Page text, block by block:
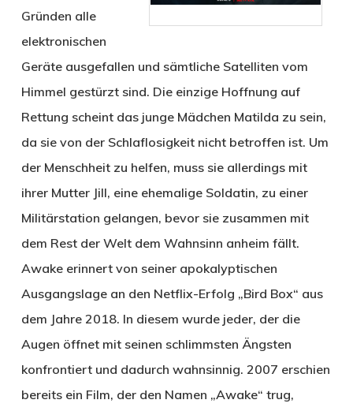
Gründen alle
elektronischen
Geräte ausgefallen und sämtliche Satelliten vom
Himmel gestürzt sind. Die einzige Hoffnung auf
Rettung scheint das junge Mädchen Matilda zu sein,
da sie von der Schlaflosigkeit nicht betroffen ist. Um
der Menschheit zu helfen, muss sie allerdings mit
ihrer Mutter Jill, eine ehemalige Soldatin, zu einer
Militärstation gelangen, bevor sie zusammen mit
dem Rest der Welt dem Wahnsinn anheim fällt.
Awake erinnert von seiner apokalyptischen
Ausgangslage an den Netflix-Erfolg „Bird Box“ aus
dem Jahre 2018. In diesem wurde jeder, der die
Augen öffnet mit seinen schlimmsten Ängsten
konfrontiert und dadurch wahnsinnig. 2007 erschien
bereits ein Film, der den Namen „Awake“ trug,